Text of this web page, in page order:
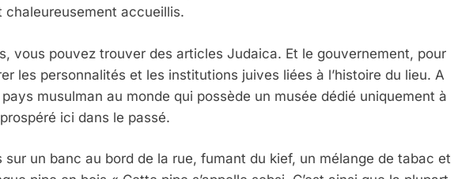
accueillis.
vous pouvez trouver des articles Judaica. Et le gouvernement, pour
les personnalités et les institutions juives liées à l’histoire du lieu. A
musulman au monde qui possède un musée dédié uniquement à
ici dans le passé.
sur un banc au bord de la rue, fumant du kief, un mélange de tabac et